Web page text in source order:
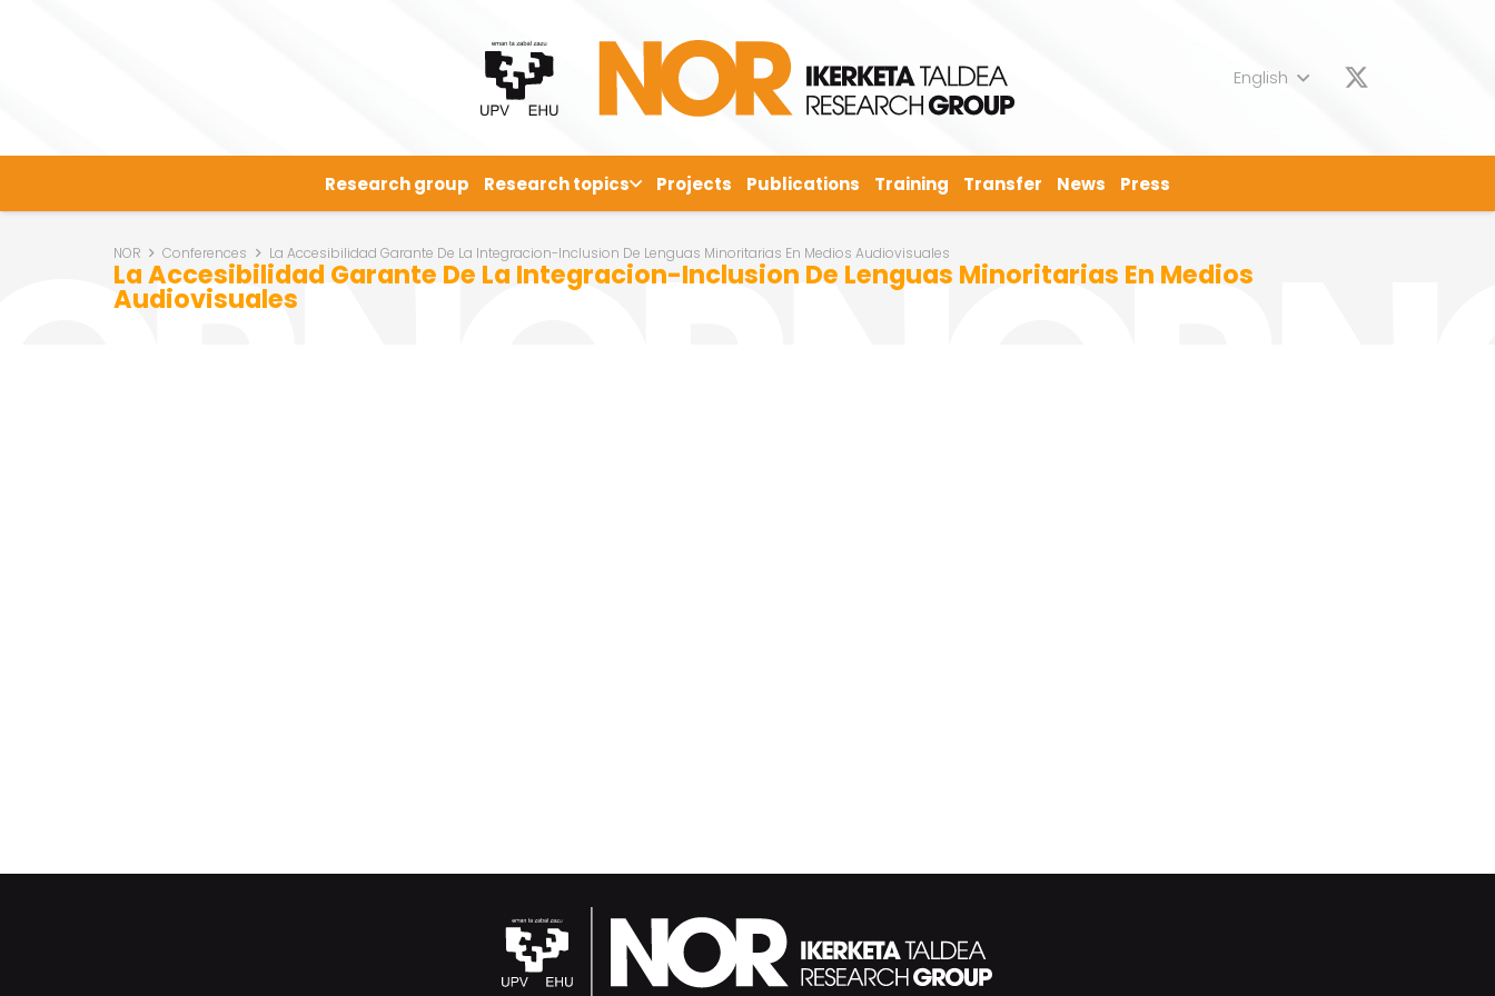
English
Research group Research topics Projects Publications Training Transfer News Press
NOR Conferences La Accesibilidad Garante De La Integracion-Inclusion De Lenguas Minoritarias En Medios Audiovisuales
La Accesibilidad Garante De La Integracion-Inclusion De Lenguas Minoritarias En Medios
Audiovisuales